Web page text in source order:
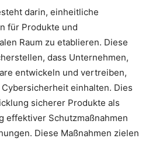
darin, einheitliche
für Produkte und
Raum zu etablieren. Diese
dass Unternehmen,
entwickeln und vertreiben,
einhalten. Dies
sicherer Produkte als
effektiver Schutzmaßnahmen
Diese Maßnahmen zielen